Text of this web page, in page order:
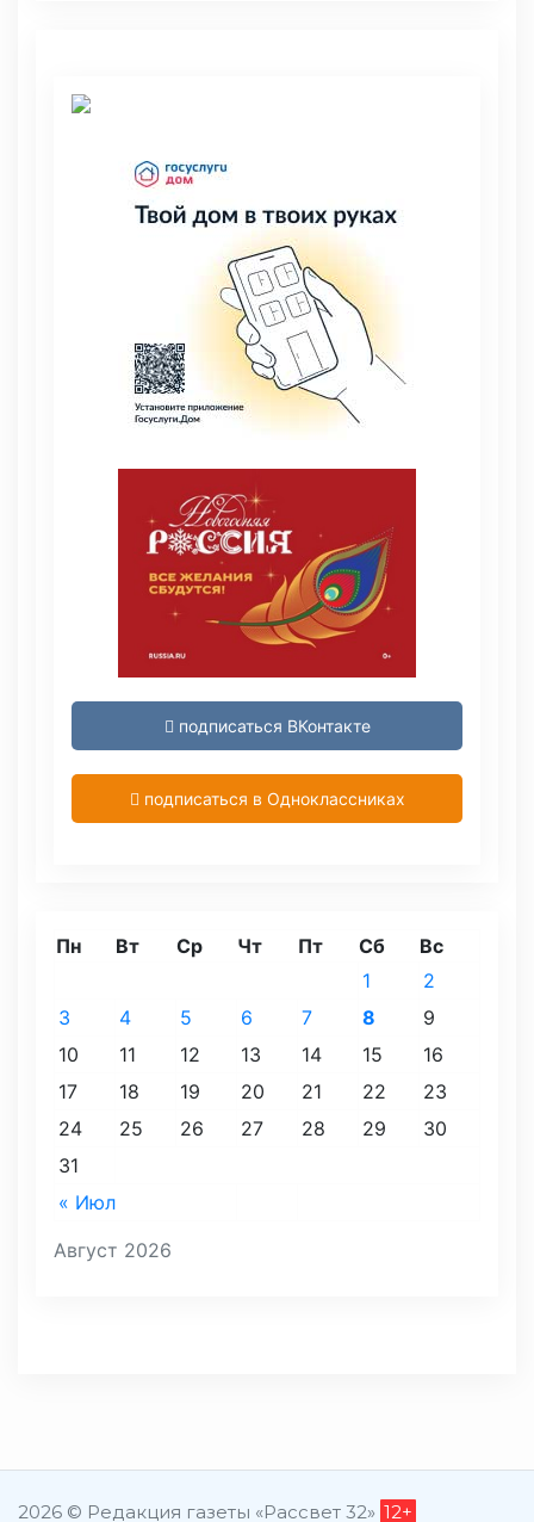
подписаться ВКонтакте
подписаться в Одноклассниках
Август 2026
Пн Вт Ср Чт Пт Сб Вс
« Июл
1
2
3
4 5 6 7 8
9
10
11 12 13 14 15
16
17
18 19 20 21 22
23
24
25 26 27 28 29
30
31
2026 © Редакция газеты «Рассвет 32» 12+